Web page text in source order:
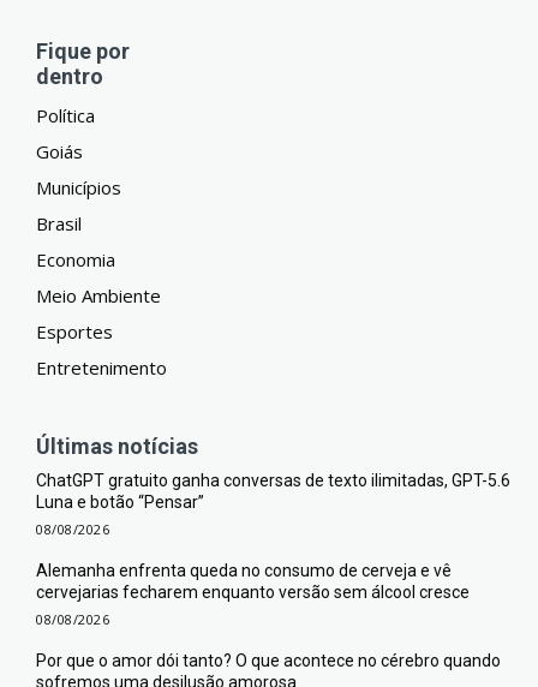
Fique por
dentro
Política
Goiás
Municípios
Brasil
Economia
Meio Ambiente
Esportes
Entretenimento
Últimas notícias
ChatGPT gratuito ganha conversas de texto ilimitadas, GPT-5.6
Luna e botão “Pensar”
08/08/2026
Alemanha enfrenta queda no consumo de cerveja e vê
cervejarias fecharem enquanto versão sem álcool cresce
08/08/2026
Por que o amor dói tanto? O que acontece no cérebro quando
sofremos uma desilusão amorosa